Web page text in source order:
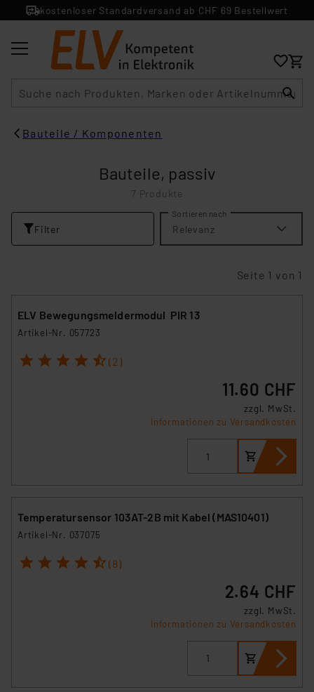
kostenloser Standardversand ab CHF 69 Bestellwert
Bauteile / Komponenten
Bauteile, passiv
7 Produkte
Filter
Sortieren nach
Relevanz
Seite 1 von 1
ELV Bewegungsmeldermodul PIR 13
Artikel-Nr. 057723
1 2 3 4 5 (2)
11.60 CHF
zzgl. MwSt.
Informationen zu Versandkosten
Temperatursensor 103AT-2B mit Kabel (MAS10401)
Artikel-Nr. 037075
1 2 3 4 5 (8)
2.64 CHF
zzgl. MwSt.
Informationen zu Versandkosten